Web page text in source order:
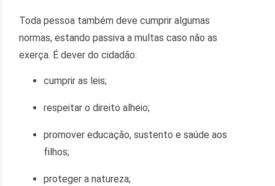
Toda pessoa também deve cumprir algumas
normas, estando passiva a multas caso não as
exerça. É dever do cidadão:
cumprir as leis;
respeitar o direito alheio;
promover educação, sustento e saúde aos
filhos;
proteger a natureza;